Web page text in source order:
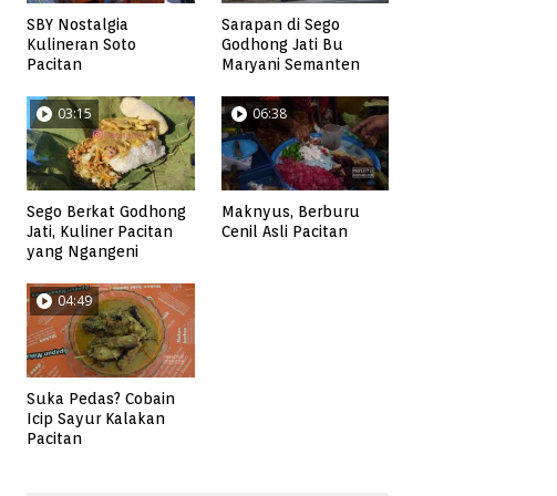
SBY Nostalgia
Kulineran Soto
Pacitan
Sarapan di Sego
Godhong Jati Bu
Maryani Semanten
03:15
Sego Berkat Godhong
Jati, Kuliner Pacitan
yang Ngangeni
06:38
Maknyus, Berburu
Cenil Asli Pacitan
04:49
Suka Pedas? Cobain
Icip Sayur Kalakan
Pacitan